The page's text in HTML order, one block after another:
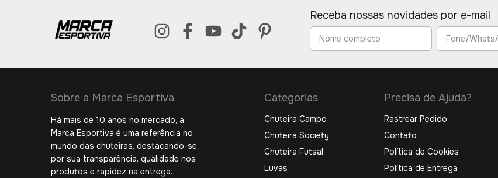
Receba nossas novidades por e-mail
Sobre a Marca Esportiva
Há mais de 10 anos no mercado, a
Marca Esportiva é uma referência no
mundo das chuteiras, destacando-se
por sua transparência, qualidade nos
produtos e rapidez na entrega.
Categorias
Chuteira Campo
Chuteira Society
Chuteira Futsal
Luvas
Precisa de Ajuda?
Rastrear Pedido
Contato
Política de Cookies
Política de Entrega